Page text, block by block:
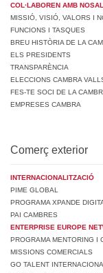
COL·LABOREN AMB
MISSIÓ, VISIÓ, VALORS I
FUNCIONS I TASQUES
BREU HISTÒRIA DE LA
ELS PRESIDENTS
TRANSPARÈNCIA
ELECCIONS CAMBRA
FES-TE SOCI DE LA
EMPRESES CAMBRA
Comerç exterior
INTERNACIONALITZACIÓ
PIME GLOBAL
PROGRAMA XPANDE
PAI CAMBRES
ENTERPRISE EUROPE
PROGRAMA MENTORING I
MISSIONS COMERCIALS
GO TALENT